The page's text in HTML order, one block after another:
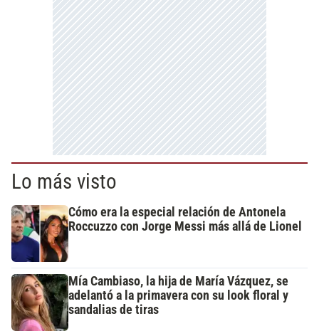
Lo más visto
Cómo era la especial relación de Antonela
Roccuzzo con Jorge Messi más allá de Lionel
Mía Cambiaso, la hija de María Vázquez, se
adelantó a la primavera con su look floral y
sandalias de tiras